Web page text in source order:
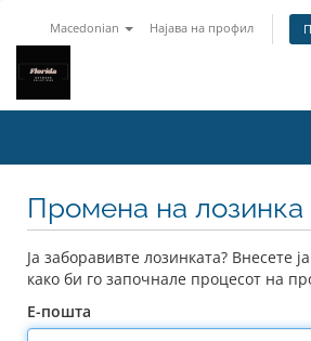
Macedonian Најава на профил
Промена на лозинка
Ја заборавивте лозинката? Внесете
како би го започнале процесот на
Е-пошта